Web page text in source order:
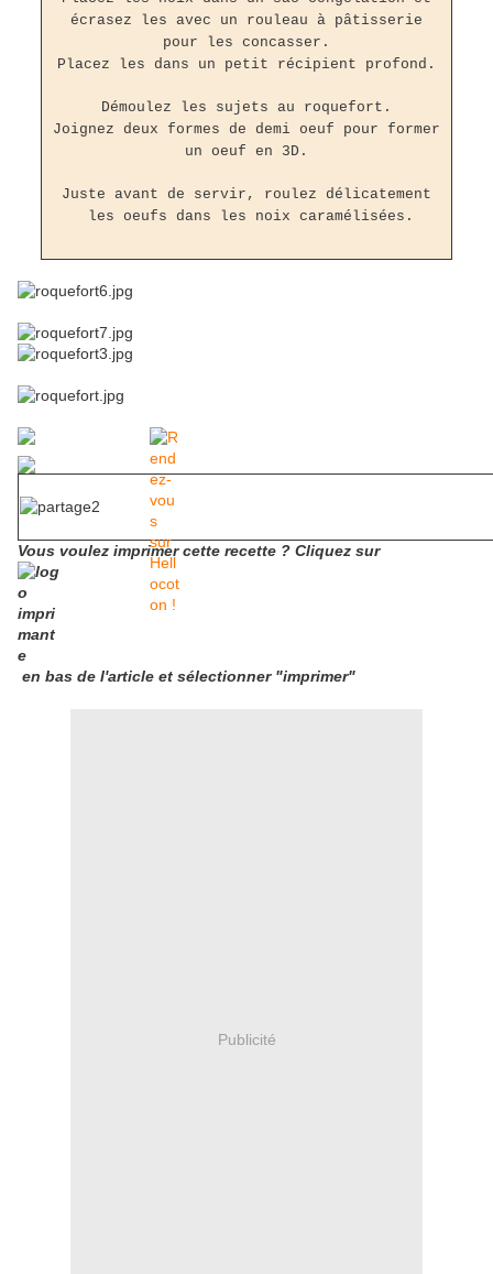
écrasez les avec un rouleau à pâtisserie
pour les concasser.
Placez les dans un petit récipient profond.
Démoulez les sujets au roquefort.
Joignez deux formes de demi oeuf pour former
un oeuf en 3D.
Juste avant de servir, roulez délicatement
les oeufs dans les noix caramélisées.
Vous voulez imprimer cette recette ? Cliquez sur
en bas de l'article et sélectionner "imprimer"
Publicité